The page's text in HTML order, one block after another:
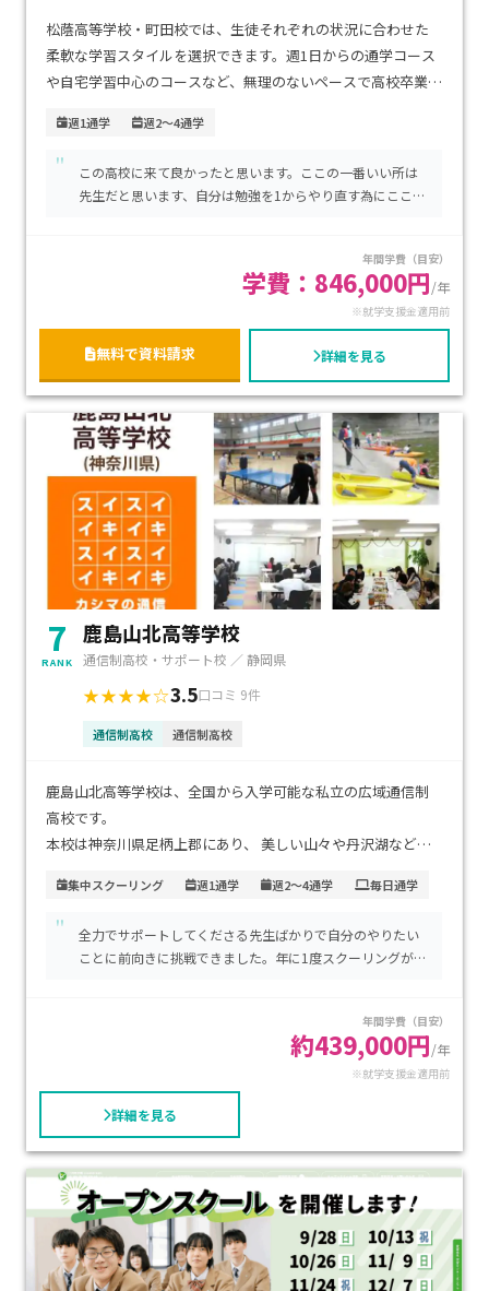
松蔭高等学校・町田校では、生徒それぞれの状況に合わせた
柔軟な学習スタイルを選択できます。週1日からの通学コース
や自宅学習中心のコースなど、無理のないペースで高校卒業を
教職員が一人ひとりとじっくり向き合い、学習面だけでなく
進路や学校生活の相談にも丁寧に対応しています。様々な背景
を持つ生徒が在籍しており、それぞれが自分らしく学べる雰囲
週1通学 週2～4通学
"
この高校に来て良かったと思います。ここの一番いい所は
先生だと思います、自分は勉強を1からやり直す為にここに
年間学費（目安）
学費：846,000円/年
※就学支援金適用前
無料で資料請求 詳細を見る
7
RANK
鹿島山北高等学校
通信制高校・サポート校 ／ 静岡県
★★★★☆3.5口コミ 9件
通信制高校 通信制高校
鹿島山北高等学校は、全国から入学可能な私立の広域通信制
高校です。
本校は神奈川県足柄上郡にあり、 美しい山々や丹沢湖などの
全国に約300ヶ所の学習センターがあり、神奈川県には逗子キ
ャンパス、相模原キャンパスを始め、27ヶ所の学習センター
学習計画を自分で立て、自分のペースで単位を取得できます。
卒業までのサポートがしっかりあり、進学についてのアドバイ
スも受けられます。
鹿島山北高等学校には、普通科だけでなく多彩なオプション
コースがあります。
アニメ・マンガ、ファッション、音楽、製菓、ITなど様々な分
野を学ぶことができます。
集中スクーリング 週1通学 週2～4通学 毎日通学
"
全力でサポートしてくださる先生ばかりで自分のやりたい
ことに前向きに挑戦できました。年に1度スクーリングがあ
授業が楽しく感じました。勉強が楽しいと思えたのは先生
年間学費（目安）
約439,000円/年
※就学支援金適用前
詳細を見る